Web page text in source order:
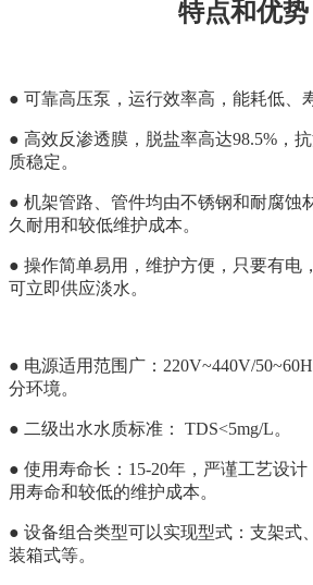
特点和优势
● 可靠高压泵，运行效率高，能耗低、
● 高效反渗透膜，脱盐率高达98.5%，
质稳定。
● 机架管路、管件均由不锈钢和耐腐蚀
久耐用和较低维护成本。
● 操作简单易用，维护方便，只要有电
可立即供应淡水。
● 电源适用范围广：220V~440V/
分环境。
● 二级出水水质标准： TDS<5mg/L。
● 使用寿命长：15-20年，严谨工艺设
用寿命和较低的维护成本。
● 设备组合类型可以实现型式：支架式
装箱式等。